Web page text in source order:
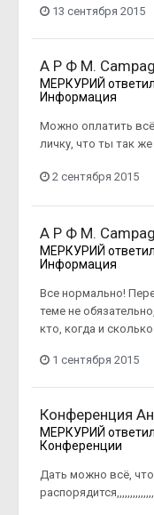
13 сентября 2015
А Р Ф М.
МЕРКУРИЙ
Информация
Можно оплатить
личку, что ты так
2 сентября 2015
А Р Ф М.
МЕРКУРИЙ
Информация
Все нормально!
теме не
кто, когда и
1 сентября 2015
Конференция
МЕРКУРИЙ
Конференции
Дать можно всё,